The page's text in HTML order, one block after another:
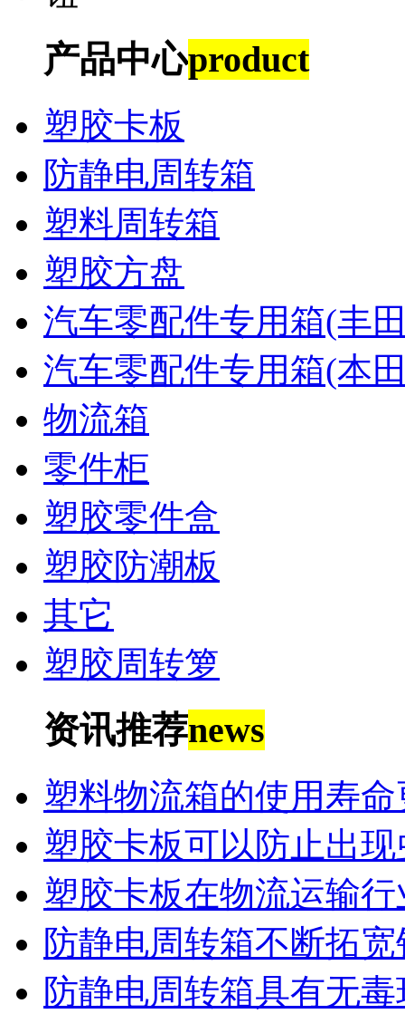
产品中心product
塑胶卡板
防静电周转箱
塑料周转箱
塑胶方盘
汽车零配件专用箱(丰
汽车零配件专用箱(本
物流箱
零件柜
塑胶零件盒
塑胶防潮板
其它
塑胶周转箩
资讯推荐news
塑料物流箱的使用寿命
塑胶卡板可以防止出
塑胶卡板在物流运输
防静电周转箱不断拓
防静电周转箱具有无